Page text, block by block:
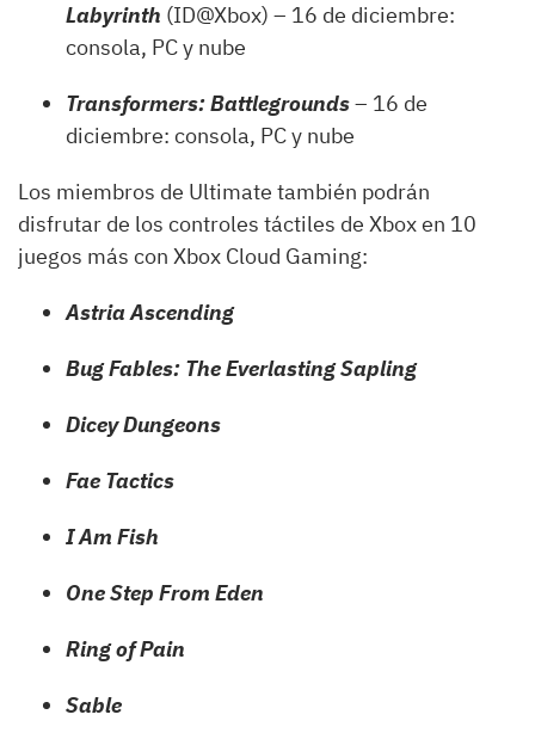
Labyrinth (ID@Xbox) – 16 de diciembre:
consola, PC y nube
Transformers: Battlegrounds– 16 de
diciembre: consola, PC y nube
Los miembros de Ultimate también podrán
disfrutar de los controles táctiles de Xbox en 10
juegos más con Xbox Cloud Gaming:
AstriaAscending
Bug Fables: The Everlasting Sapling
Dicey Dungeons
Fae Tactics
I Am Fish
One Step From Eden
Ring of Pain
Sable